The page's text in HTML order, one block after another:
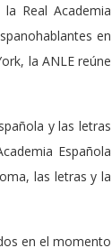
Real Academia
en
la ANLE reúne
y las letras
Española
las letras y la
en el momento